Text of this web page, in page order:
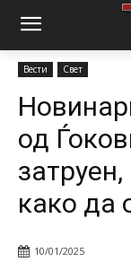
Почетна
Вести Свет
од
како да
10/01/2025